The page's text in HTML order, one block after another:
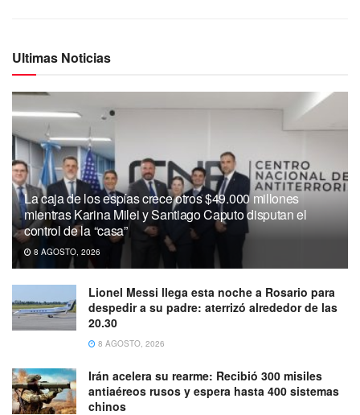
Ultimas Noticias
La caja de los espías crece otros $49.000 millones
mientras Karina Milei y Santiago Caputo disputan el
control de la “casa”
8 AGOSTO, 2026
Lionel Messi llega esta noche a Rosario para
despedir a su padre: aterrizó alrededor de las
20.30
8 AGOSTO, 2026
Irán acelera su rearme: Recibió 300 misiles
antiaéreos rusos y espera hasta 400 sistemas
chinos